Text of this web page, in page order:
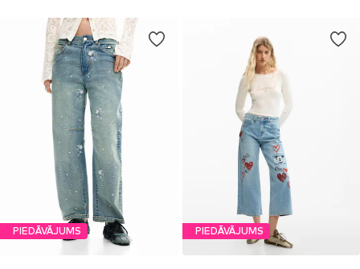
PIEDĀVĀJUMS PIEDĀVĀJUMS